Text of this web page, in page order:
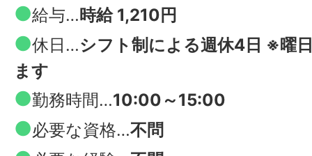
●給与…時給 1,210円
●休日…シフト制による週休4日 ※曜
ます
●勤務時間…10:00～15:00
●必要な資格…不問